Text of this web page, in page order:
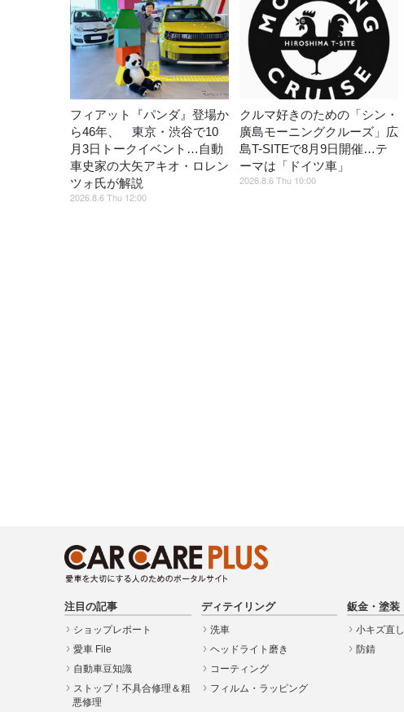
フィアット『パンダ』登場か
ら46年、 東京・渋谷で10
月3日トークイベント…自動
車史家の大矢アキオ・ロレン
ツォ氏が解説
2026.8.6 Thu 12:00
クルマ好きのための「シン・
廣島モーニングクルーズ」広
島T-SITEで8月9日開催…テ
ーマは「ドイツ車」
2026.8.6 Thu 10:00
注目の記事
ショップレポート
愛車 File
自動車豆知識
ストップ！不具合修理＆粗
悪修理
ディテイリング
洗車
ヘッドライト磨き
コーティング
フィルム・ラッピング
鈑金・塗装
小キズ直し
防錆